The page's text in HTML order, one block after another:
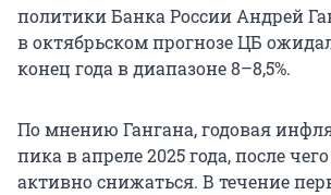
политики Банка России Андрей
в октябрьском прогнозе ЦБ
конец года в диапазоне 8–8,5%.
По мнению Гангана, годовая
пика в апреле 2025 года, после
активно снижаться. В течение